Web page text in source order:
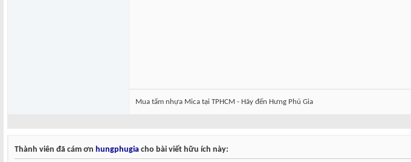
Mua tấm nhựa Mica tại TPHCM - Hãy đến Hưng Phú Gia
Thành viên đã cám ơn hungphugia cho bài viết hữu ích này: